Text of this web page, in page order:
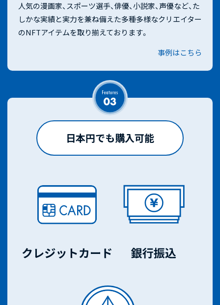
人気の漫画家、スポーツ選手、俳優、小説家、声優など、た
しかな実績と実力を兼ね備えた多種多様なクリエイター
のNFTアイテムを取り揃えております。
事例はこちら
日本円でも購入可能